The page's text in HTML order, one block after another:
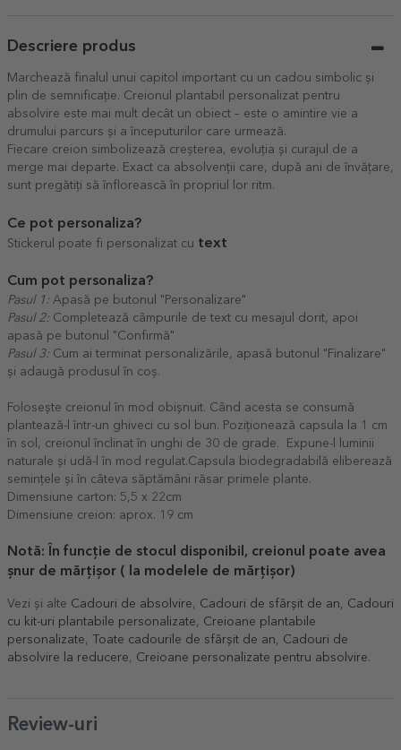
Descriere produs
Marchează finalul unui capitol important cu un cadou simbolic și
plin de semnificație. Creionul plantabil personalizat pentru
absolvire este mai mult decât un obiect – este o amintire vie a
drumului parcurs și a începuturilor care urmează.
Fiecare creion simbolizează creșterea, evoluția și curajul de a
merge mai departe. Exact ca absolvenții care, după ani de învățare,
sunt pregătiți să înflorească în propriul lor ritm.
Ce pot personaliza?
Stickerul poate fi personalizat cu text
Cum pot personaliza?
Pasul 1: Apasă pe butonul "Personalizare"
Pasul 2: Completează câmpurile de text cu mesajul dorit, apoi
apasă pe butonul "Confirmă"
Pasul 3: Cum ai terminat personalizările, apasă butonul "Finalizare"
și adaugă produsul în coș.
Folosește creionul în mod obișnuit. Când acesta se consumă
plantează-l într-un ghiveci cu sol bun. Poziționează capsula la 1 cm
în sol, creionul înclinat în unghi de 30 de grade. Expune-l luminii
naturale și udă-l în mod regulat.Capsula biodegradabilă eliberează
semințele și în câteva săptămâni răsar primele plante.
Dimensiune carton: 5,5 x 22cm
Dimensiune creion: aprox. 19 cm
Notă: În funcție de stocul disponibil, creionul poate avea
șnur de mărțișor ( la modelele de mărțișor)
Vezi și alte Cadouri de absolvire, Cadouri de sfârșit de an, Cadouri
cu kit-uri plantabile personalizate, Creioane plantabile
personalizate, Toate cadourile de sfârșit de an, Cadouri de
absolvire la reducere, Creioane personalizate pentru absolvire.
Review-uri